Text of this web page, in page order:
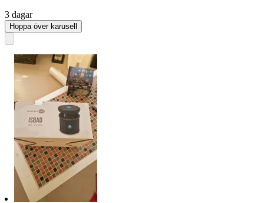
3 dagar
Hoppa över karusell